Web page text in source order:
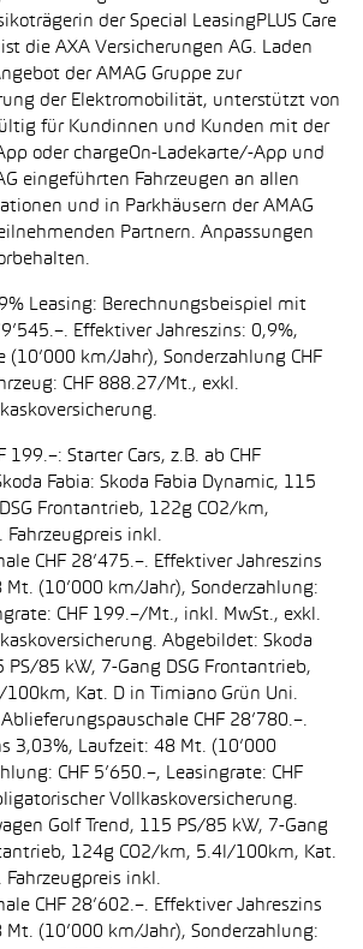
der Special LeasingPLUS Care
die AXA Versicherungen AG. Laden
der AMAG Gruppe zur
der Elektromobilität, unterstützt von
für Kundinnen und Kunden mit der
oder chargeOn-Ladekarte/-App und
eingeführten Fahrzeugen an allen
und in Parkhäusern der AMAG
Partnern. Anpassungen
Leasing: Berechnungsbeispiel mit
Effektiver Jahreszins: 0,9%,
(10’000 km/Jahr), Sonderzahlung CHF
CHF 888.27/Mt., exkl.
199.–: Starter Cars, z.B. ab CHF
Fabia: Skoda Fabia Dynamic, 115
Frontantrieb, 122g CO2/km,
inkl.
CHF 28’475.–. Effektiver Jahreszins
(10’000 km/Jahr), Sonderzahlung:
CHF 199.–/Mt., inkl. MwSt., exkl.
Abgebildet: Skoda
PS/85 kW, 7-Gang DSG Frontantrieb,
Kat. D in Timiano Grün Uni.
CHF 28’780.–.
3,03%, Laufzeit: 48 Mt. (10’000
CHF 5’650.–, Leasingrate: CHF
Vollkaskoversicherung.
Golf Trend, 115 PS/85 kW, 7-Gang
124g CO2/km, 5.4l/100km, Kat.
Fahrzeugpreis inkl.
CHF 28’602.–. Effektiver Jahreszins
(10’000 km/Jahr), Sonderzahlung: